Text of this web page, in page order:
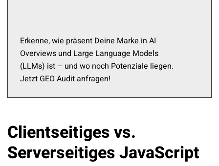
Erkenne, wie präsent Deine Marke in AI
Overviews und Large Language Models
(LLMs) ist – und wo noch Potenziale liegen.
Jetzt GEO Audit anfragen!
Clientseitiges vs.
Serverseitiges JavaScript